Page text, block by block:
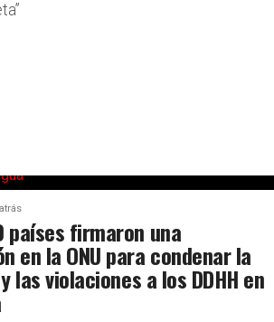
países firmaron una
en la ONU para condenar la
las violaciones a los DDHH en